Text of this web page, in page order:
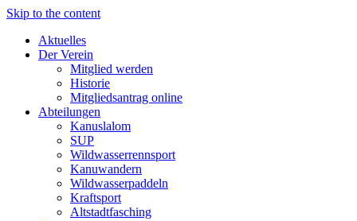
Skip to the content
Aktuelles
Der Verein
Mitglied werden
Historie
Mitgliedsantrag online
Abteilungen
Kanuslalom
SUP
Wildwasserrennsport
Kanuwandern
Wildwasserpaddeln
Kraftsport
Altstadtfasching